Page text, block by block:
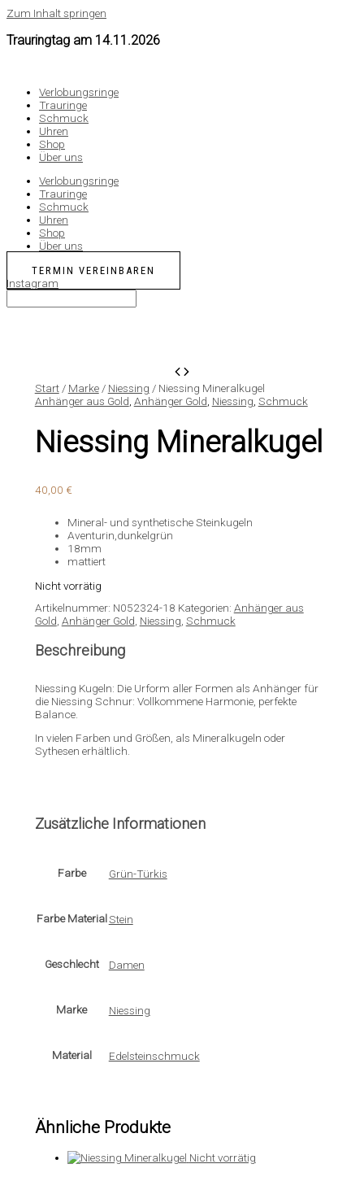
Zum Inhalt springen
Trauringtag am 14.11.2026
Verlobungsringe
Trauringe
Schmuck
Uhren
Shop
Über uns
Verlobungsringe
Trauringe
Schmuck
Uhren
Shop
Über uns
TERMIN VEREINBAREN
Instagram
Start/ Marke/ Niessing / Niessing Mineralkugel
Anhänger aus Gold, Anhänger Gold, Niessing, Schmuck
Niessing Mineralkugel
40,00 €
Mineral- und synthetische Steinkugeln
Aventurin,dunkelgrün
18mm
mattiert
Nicht vorrätig
Artikelnummer: N052324-18 Kategorien: Anhänger aus
Gold Anhänger Gold Niessing Schmuck
Beschreibung
Niessing Kugeln: Die Urform aller Formen als Anhänger für
die Niessing Schnur: Vollkommene Harmonie, perfekte
Balance.
In vielen Farben und Größen, als Mineralkugeln oder
Sythesen erhältlich.
Zusätzliche Informationen
Farbe Grün-Türkis
Farbe MaterialStein
Geschlecht Damen
Marke Niessing
Material Edelsteinschmuck
Ähnliche Produkte
Nicht vorrätig